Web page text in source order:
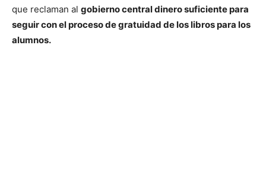
que reclaman al gobierno central dinero suficiente para
seguir con el proceso de gratuidad de los libros para los
alumnos.